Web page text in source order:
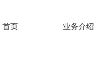
首页 业务介绍